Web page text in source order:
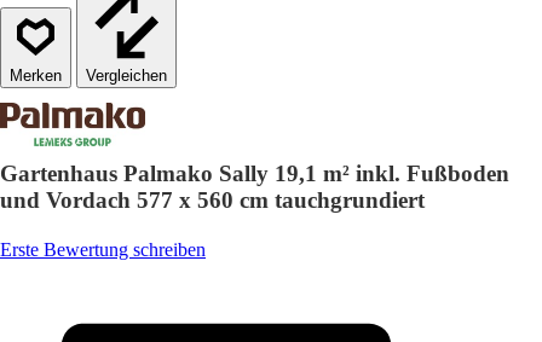
Vergleichen
Gartenhaus Palmako Sally 19,1 m² inkl. Fußboden
und Vordach 577 x 560 cm tauchgrundiert
Erste Bewertung schreiben